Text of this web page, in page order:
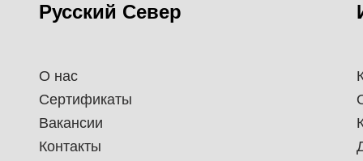
Русский Север
О нас
Сертификаты
Вакансии
Контакты